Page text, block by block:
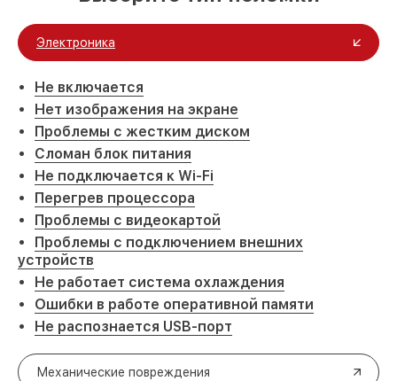
Электроника
Не включается
Нет изображения на экране
Проблемы с жестким диском
Сломан блок питания
Не подключается к Wi-Fi
Перегрев процессора
Проблемы с видеокартой
Проблемы с подключением внешних
устройств
Не работает система охлаждения
Ошибки в работе оперативной памяти
Не распознается USB-порт
Механические повреждения